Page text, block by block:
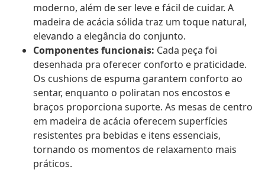
moderno, além de ser leve e fácil de cuidar. A
madeira de acácia sólida traz um toque natural,
elevando a elegância do conjunto.
Componentes funcionais: Cada peça foi
desenhada pra oferecer conforto e praticidade.
Os cushions de espuma garantem conforto ao
sentar, enquanto o poliratan nos encostos e
braços proporciona suporte. As mesas de centro
em madeira de acácia oferecem superfícies
resistentes pra bebidas e itens essenciais,
tornando os momentos de relaxamento mais
práticos.